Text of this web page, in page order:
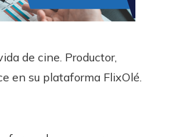
de cine. Productor,
en su plataforma FlixOlé.